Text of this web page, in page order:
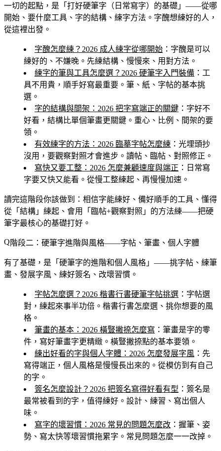
一切的起點，是「打好硬筆字（日常寫字）的基礎」——從哪
開始、要什麼工具、字的結構、練字方法。字醜想練好的人，
從這裡出發。
字醜怎麼練？2026 成人練字從哪開始 ：字醜是可以
練好的、不嫌晚。先練結構、慢慢來、用對方法。
練字的筆與工具怎麼選？2026 硬筆字入門裝備 ：工
具不用貴，順手好寫最重要。筆、紙、字帖的基本挑
選。
字的結構與間架：2026 把字寫端正的關鍵 ：字好不
好看，結構比單個筆畫更關鍵。重心、比例、間架的要
領。
有效練字的方法：2026 臨摹字帖怎麼練 ：光埋頭抄
沒用，要觀察對照才會進步。讀帖、臨帖、對照修正。
寫快又要工整：2026 怎麼兼顧速度與端正 ：日常寫
字要又快又能看。從慢工整練起、再慢慢加速。
讀完這階段你該做到 ：相信字能練好、備好順手的工具、懂得
從「結構」練起、會用「臨帖+觀察對照」的方法練——把硬
筆字最核心的基礎打好。
階段二：硬筆字進階與風格——字帖、筆畫、個人字體
有了基礎，是「硬筆字的進階和個人風格」——挑字帖、練筆
畫、發展字風、練好簽名、改壞習慣。
字帖怎麼選？2026 楷書行書硬筆字帖挑選 ：字帖選
對，練起來事半功倍。楷書行書怎麼選、挑你想要的風
格。
筆畫的基本：2026 橫豎撇捺怎麼寫 ：筆畫是字的零
件，寫好筆畫字更精緻。橫豎撇捺點的基本要領。
練出好看的字與個人字體：2026 怎麼發展字風 ：先
寫得端正，個人風格是慢慢長出來的。從模仿到有自己
的字。
簽名怎麼設計？2026 把簽名寫得好看有型 ：簽名是
最常被看到的字，值得練好。設計、練習、寫出個人
味。
寫字的壞習慣：2026 常見的問題怎麼改 ：握筆、姿
勢、寫太快等壞習慣拖累字。常見問題怎麼一一改掉。